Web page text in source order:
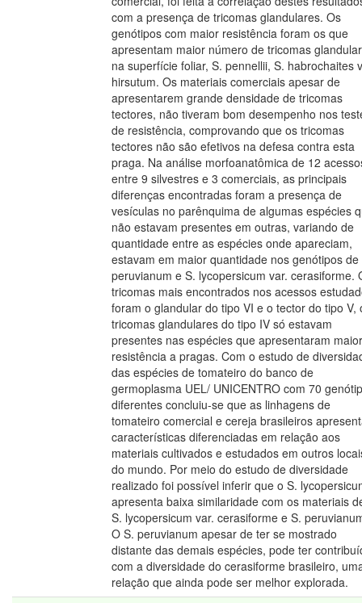
com a presença de tricomas glandulares. Os
genótipos com maior resistência foram os que
apresentam maior número de tricomas
na superfície foliar, S. pennellii, S. habrochaites
hirsutum. Os materiais comerciais apesar de
apresentarem grande densidade de tricomas
tectores, não tiveram bom desempenho nos
de resistência, comprovando que os tricomas
tectores não são efetivos na defesa contra esta
praga. Na análise morfoanatômica de 12
entre 9 silvestres e 3 comerciais, as principais
diferenças encontradas foram a presença de
vesículas no parênquima de algumas espécies
não estavam presentes em outras, variando de
quantidade entre as espécies onde apareciam,
estavam em maior quantidade nos genótipos de
peruvianum e S. lycopersicum var. cerasiforme.
tricomas mais encontrados nos acessos
foram o glandular do tipo VI e o tector do tipo V,
tricomas glandulares do tipo IV só estavam
presentes nas espécies que apresentaram maior
resistência a pragas. Com o estudo de
das espécies de tomateiro do banco de
germoplasma UEL/ UNICENTRO com 70
diferentes concluiu-se que as linhagens de
tomateiro comercial e cereja brasileiros
características diferenciadas em relação aos
materiais cultivados e estudados em outros
do mundo. Por meio do estudo de diversidade
realizado foi possível inferir que o S.
apresenta baixa similaridade com os materiais
S. lycopersicum var. cerasiforme e S.
O S. peruvianum apesar de ter se mostrado
distante das demais espécies, pode ter
com a diversidade do cerasiforme brasileiro,
relação que ainda pode ser melhor explorada.